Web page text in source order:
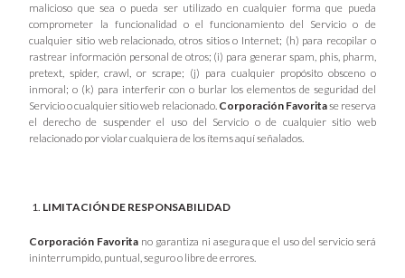
malicioso que sea o pueda ser utilizado en cualquier forma que pueda
comprometer la funcionalidad o el funcionamiento del Servicio o de
cualquier sitio web relacionado, otros sitios o Internet; (h) para recopilar o
rastrear información personal de otros; (i) para generar spam, phis, pharm,
pretext, spider, crawl, or scrape; (j) para cualquier propósito obsceno o
inmoral; o (k) para interferir con o burlar los elementos de seguridad del
Servicio o cualquier sitio web relacionado. Corporación Favoritase reserva
el derecho de suspender el uso del Servicio o de cualquier sitio web
relacionado por violar cualquiera de los ítems aquí señalados.
LIMITACIÓN DE RESPONSABILIDAD
Corporación Favorita no garantiza ni asegura que el uso del servicio será
ininterrumpido, puntual, seguro o libre de errores.